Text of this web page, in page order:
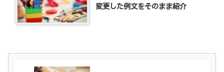
変更した例文をそのまま紹介